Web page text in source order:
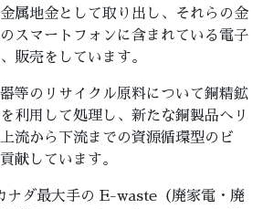
属地金として取り出し、それらの金
スマートフォンに含まれている電子
販売をしています。
等のリサイクル原料について銅精鉱
利用して処理し、新たな銅製品へリ
流から下流までの資源循環型のビ
献しています。
ナダ最大手の E-waste（廃家電・廃